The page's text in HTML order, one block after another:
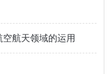
航天领域的运用